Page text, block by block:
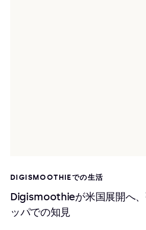
DIGISMOOTHIEでの生活
Digismoothieが米国展開へ、
ッパでの知見